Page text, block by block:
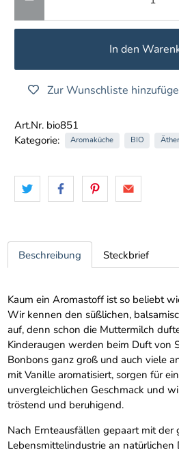
In den
Zur Wunschliste
Art.Nr. bio851
Kategorie:
Aromaküche BIO
Beschreibung Steckbrief
Kaum ein Aromastoff ist so beliebt
Wir kennen den süßlichen,
auf, denn schon die Muttermilch
Kinderaugen werden beim Duft von
Bonbons ganz groß und auch viele
mit Vanille aromatisiert, sorgen für
unvergleichlichen Geschmack und
tröstend und beruhigend.
Nach Ernteausfällen gepaart mit der
Lebensmittelindustrie an natürlichen